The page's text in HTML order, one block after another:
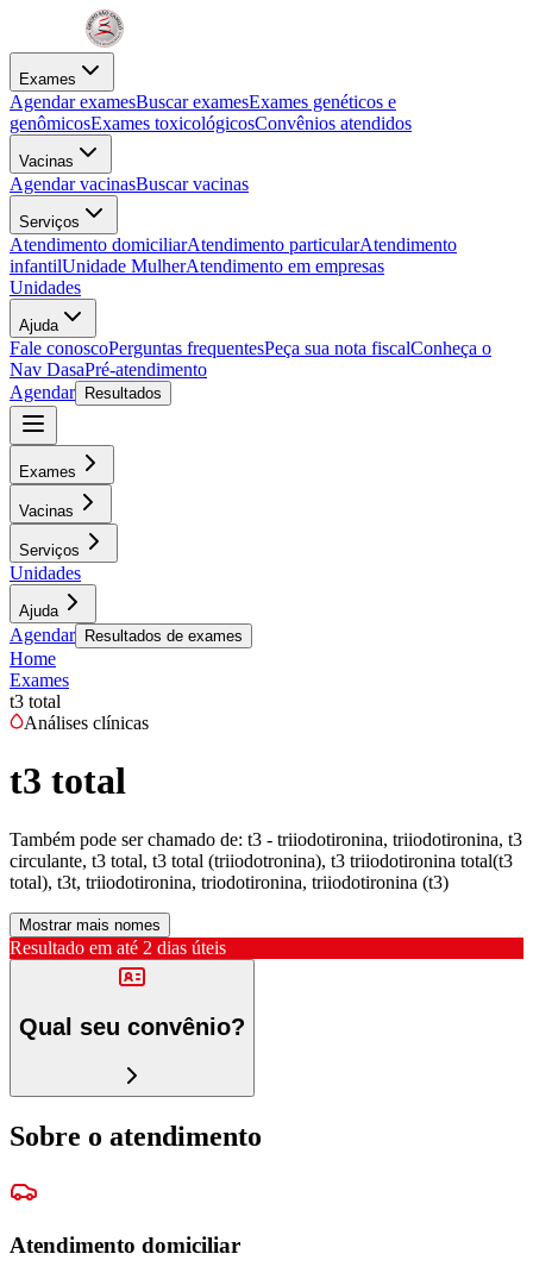
Exames
Agendar examesBuscar examesExames genéticos e
genômicosExames toxicológicosConvênios atendidos
Vacinas
Agendar vacinasBuscar vacinas
Serviços
Atendimento domiciliarAtendimento particularAtendimento
infantilUnidade MulherAtendimento em empresas
Unidades
Ajuda
Fale conoscoPerguntas frequentesPeça sua nota fiscalConheça o
Nav DasaPré-atendimento
Agendar
Resultados
Exames
Vacinas
Serviços
Unidades
Ajuda
Agendar Resultados de exames
Home
Exames
t3 total
Análises clínicas
t3 total
Também pode ser chamado de: t3 - triiodotironina, triiodotironina, t3
circulante, t3 total, t3 total (triiodotronina), t3 triiodotironina total(t3
total), t3t, triiodotironina, triodotironina, triiodotironina (t3)
Mostrar mais nomes
Resultado em até 2 dias úteis
Qual seu convênio?
Sobre o atendimento
Atendimento domiciliar